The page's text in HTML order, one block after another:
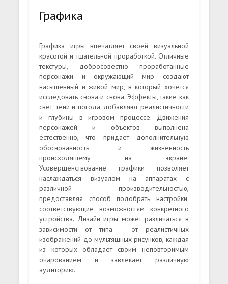
Графика
Графика игры впечатляет своей визуальной
красотой и тщательной проработкой. Отличные
текстуры, добросовестно проработанные
персонажи и окружающий мир создают
насыщенный и живой мир, в который хочется
исследовать снова и снова. Эффекты, такие как
свет, тени и погода, добавляют реалистичности
и глубины в игровом процессе. Движения
персонажей и объектов выполнена
естественно, что придаёт дополнительную
обоснованность и жизненность
происходящему на экране.
Усовершенствование графики позволяет
наслаждаться визуалом на аппаратах с
различной производительностью,
предоставляя способ подобрать настройки,
соответствующие возможностям конкретного
устройства. Дизайн игры может различаться в
зависимости от типа – от реалистичных
изображений до мультяшных рисунков, каждая
из которых обладает своим неповторимым
очарованием и завлекает различную
аудиторию.